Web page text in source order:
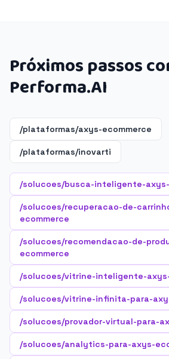
Próximos passos
Performa.AI
/plataformas/axys-ecommerce
/plataformas/inovarti
/solucoes/busca-inteligente-
/solucoes/recuperacao-de-
ecommerce
/solucoes/recomendacao-de-
ecommerce
/solucoes/vitrine-inteligente-
/solucoes/vitrine-infinita-para-
/solucoes/provador-virtual-para-
/solucoes/analytics-para-axys-